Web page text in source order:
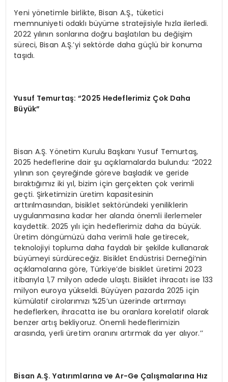
Yeni yönetimle birlikte, Bisan A.Ş., tüketici
memnuniyeti odaklı büyüme stratejisiyle hızla ilerledi.
2022 yılının sonlarına doğru başlatılan bu değişim
süreci, Bisan A.Ş.’yi sektörde daha güçlü bir konuma
taşıdı.
Yusuf Temurtaş: “2025 Hedeflerimiz Çok Daha
Büyük”
Bisan A.Ş. Yönetim Kurulu Başkanı Yusuf Temurtaş,
2025 hedeflerine dair şu açıklamalarda bulundu: “2022
yılının son çeyreğinde göreve başladık ve geride
bıraktığımız iki yıl, bizim için gerçekten çok verimli
geçti. Şirketimizin üretim kapasitesinin
arttırılmasından, bisiklet sektöründeki yeniliklerin
uygulanmasına kadar her alanda önemli ilerlemeler
kaydettik. 2025 yılı için hedeflerimiz daha da büyük.
Üretim döngümüzü daha verimli hale getirecek,
teknolojiyi topluma daha faydalı bir şekilde kullanarak
büyümeyi sürdüreceğiz. Bisiklet Endüstrisi Derneği’nin
açıklamalarına göre, Türkiye’de bisiklet üretimi 2023
itibarıyla 1,7 milyon adede ulaştı. Bisiklet ihracatı ise 133
milyon euroya yükseldi. Büyüyen pazarda 2025 için
kümülatif cirolarımızı %25’un üzerinde artırmayı
hedeflerken, ihracatta ise bu oranlara korelatif olarak
benzer artış bekliyoruz. Önemli hedeflerimizin
arasında, yerli üretim oranını artırmak da yer alıyor.’’
Bisan A.Ş. Yatırımlarına ve Ar-Ge Çalışmalarına Hız